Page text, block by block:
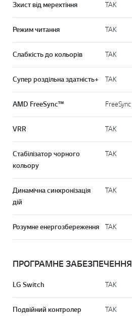
Зхист від мерехтіння ТАК
Режим читання ТАК
Слабкість до кольорів ТАК
Супер роздільна здатність+ ТАК
AMD FreeSync™ FreeSync
VRR ТАК
Стабілізатор чорного
кольору
ТАК
Динамічна синхронізація
дій
ТАК
Розумне енергозбереження ТАК
ПРОГРАМНЕ ЗАБЕЗПЕЧЕННЯ
LG Switch ТАК
Подвійний контролер ТАК